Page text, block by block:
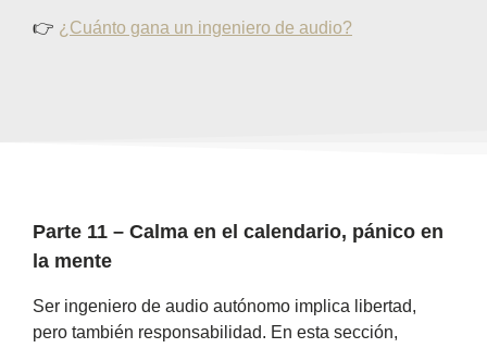
👉 ¿Cuánto gana un ingeniero de audio?
Parte 11 – Calma en el calendario, pánico en
la mente
Ser ingeniero de audio autónomo implica libertad,
pero también responsabilidad. En esta sección,